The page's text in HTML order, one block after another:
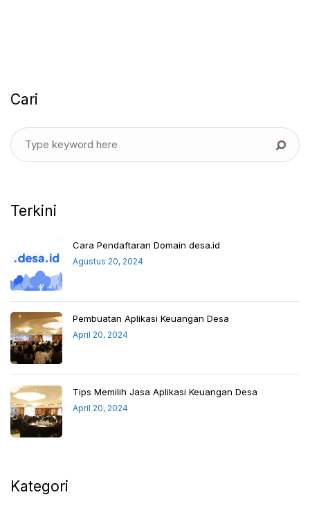
Cari
Terkini
Cara Pendaftaran Domain desa.id
Agustus 20, 2024
Pembuatan Aplikasi Keuangan Desa
April 20, 2024
Tips Memilih Jasa Aplikasi Keuangan Desa
April 20, 2024
Kategori